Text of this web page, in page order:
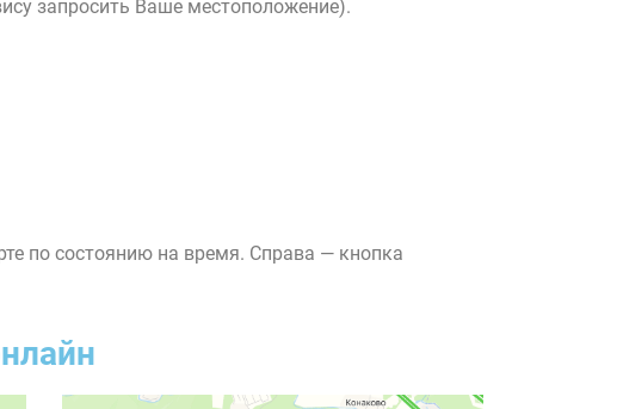
запросить Ваше местоположение).
по состоянию на время. Справа — кнопка